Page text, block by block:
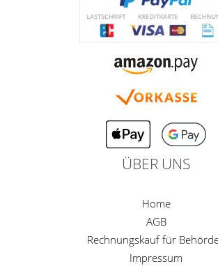
ÜBER UNS
Home
AGB
Rechnungskauf für
Impressum